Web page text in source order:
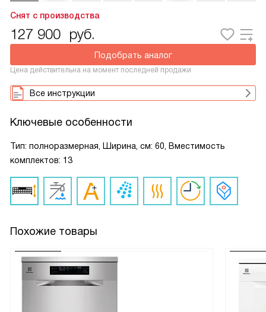
Снят с производства
127 900 руб.
Подобрать аналог
Цена действительна на момент последней продажи
Все инструкции
Ключевые особенности
Тип: полноразмерная, Ширина, см: 60, Вместимость
комплектов: 13
Похожие товары